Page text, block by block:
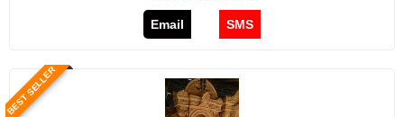
Email SMS
BEST SELLER